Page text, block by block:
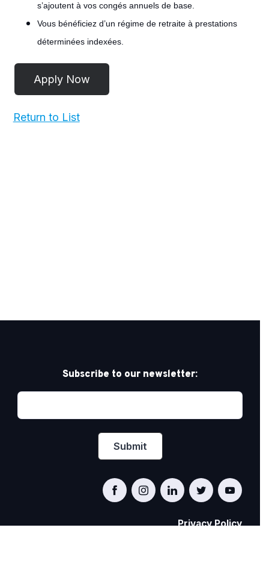
s’ajoutent à vos congés annuels de base.
Vous bénéficiez d’un régime de retraite à prestations
déterminées indexées.
Return to List
Subscribe to our newsletter:
Privacy Policy